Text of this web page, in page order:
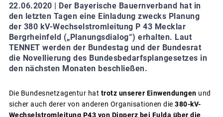
22.06.2020 | Der Bayerische Bauernverband hat in
den letzten Tagen eine Einladung zwecks Planung
der 380 kV-Wechselstromleitung P 43 Mecklar
Bergrheinfeld („Planungsdialog“) erhalten. Laut
TENNET werden der Bundestag und der Bundesrat
die Novellierung des Bundesbedarfsplangesetzes in
den nächsten Monaten beschließen.
Die Bundesnetzagentur hat trotz unserer Einwendungen und
sicher auch derer von anderen Organisationen die 380-kV-
Wechselstromleitung P43 von Dipperz bei Fulda über die